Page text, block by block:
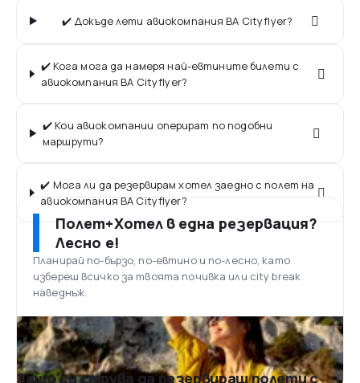
✔️ Докъде лети авиокомпания BA Cityflyer?
✔️ Кога мога да намеря най-евтините билети с
авиокомпания BA Cityflyer?
✔️ Кои авиокомпании оперират по подобни
маршрути?
✔️ Мога ли да резервирам хотел заедно с полет на
авиокомпания BA Cityflyer?
Полет+Хотел в една резервация?
Лесно е!
Планирай по-бързо, по-евтино и по-лесно, като
избереш всичко за твоята почивка или city break
наведнъж.
Защо си струва да резервираш полети с